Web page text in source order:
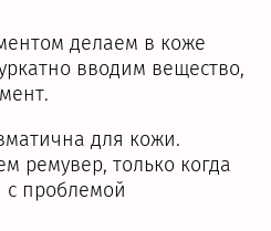
делаем в коже
вводим вещество,
для кожи.
ремувер, только когда
с проблемой